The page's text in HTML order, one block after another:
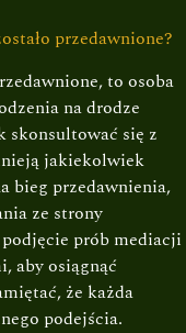
przedawnione?
to osoba
na drodze
skonsultować się z
jakiekolwiek
bieg przedawnienia,
ze strony
prób mediacji
aby osiągnąć
że każda
podejścia.